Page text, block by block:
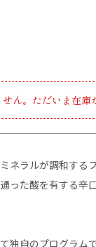
ん。ただいま在庫
ネラルが調和する
った酸を有する辛口
独自のプログラム